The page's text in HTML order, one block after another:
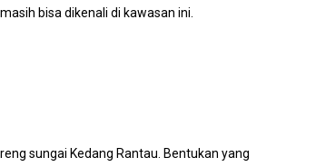
bisa dikenali di kawasan ini.
sungai Kedang Rantau. Bentukan yang